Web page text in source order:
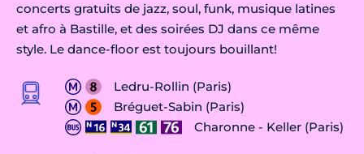
concerts gratuits de jazz, soul, funk, musique latines
et afro à Bastille, et des soirées DJ dans ce même
style. Le dance-floor est toujours bouillant!
Ledru-Rollin (Paris)
Bréguet-Sabin (Paris)
Charonne - Keller (Paris)